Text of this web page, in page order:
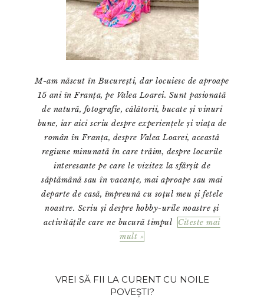
M-am născut în București, dar locuiesc de aproape
15 ani în Franța, pe Valea Loarei. Sunt pasionată
de natură, fotografie, călătorii, bucate și vinuri
bune, iar aici scriu despre experiențele și viața de
român în Franța, despre Valea Loarei, această
regiune minunată în care trăim, despre locurile
interesante pe care le vizitez la sfârșit de
săptămână sau în vacanțe, mai aproape sau mai
departe de casă, împreună cu soțul meu și fetele
noastre. Scriu și despre hobby-urile noastre și
activitățile care ne bucură timpul
Citeste mai
mult »
VREI SĂ FII LA CURENT CU NOILE
POVEȘTI?